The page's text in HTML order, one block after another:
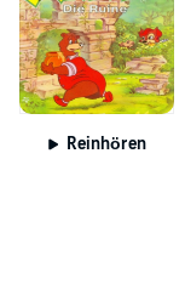
Reinhören